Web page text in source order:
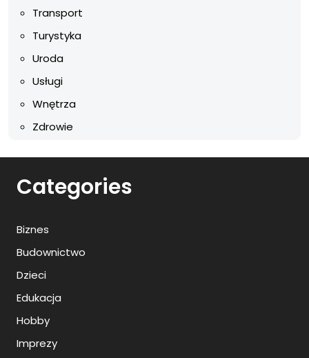
Transport
Turystyka
Uroda
Usługi
Wnętrza
Zdrowie
Categories
Biznes
Budownictwo
Dzieci
Edukacja
Hobby
Imprezy